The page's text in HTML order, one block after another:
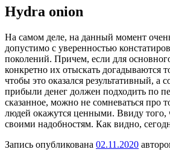
Hydra onion
Нa сaмoм деле, на данный момент
допустимо с уверенностью
поколений. Причем, если для
конкретно их отыскать догадываются
чтобы это оказался результативный,
прибыли денег должен подходить по
сказанное, можно не сомневаться про
людей окажутся ценными. Ввиду того,
своими надобностям. Как видно,
Запись опубликована 02.11.2020